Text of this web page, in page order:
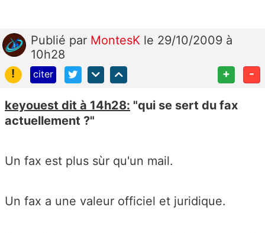
Publié par MontesK le 29/10/2009 à
10h28
!
citer + -
keyouest dit à 14h28: "qui se sert du fax
actuellement ?"
Un fax est plus sùr qu'un mail.
Un fax a une valeur officiel et juridique.